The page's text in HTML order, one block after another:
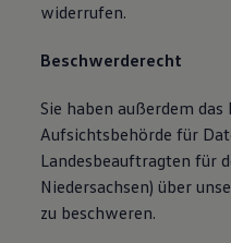
widerrufen.
Beschwerderecht
Sie haben außerdem
Aufsichtsbehörde für
Landesbeauftragten für
Niedersachsen) über
zu beschweren.